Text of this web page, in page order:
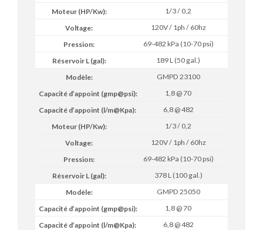
1/3 / 0,2
120V / 1ph / 60hz
69-482 kPa (10-70 psi)
189 L (50 gal.)
GMPD 23100
1,8 @ 70
6,8 @ 482
1/3 / 0,2
120V / 1ph / 60hz
69-482 kPa (10-70 psi)
378 L (100 gal.)
GMPD 25050
1,8 @ 70
6,8 @ 482